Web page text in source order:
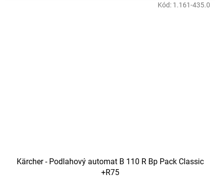
Kärcher - Podlahový automat B 110 R Bp Pack Classic
+R75
Kód: 1.161-435.0